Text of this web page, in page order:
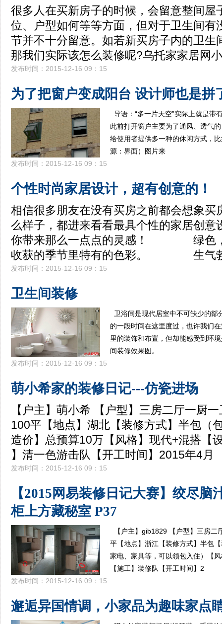
很多人在买新房子的时候，会留意整间屋
位、户型如何等等方面，但对于卫生间有
节并不十分留意。如若新买房子内的卫生
那我们实际该怎么装修呢?乌托家家居网
发布时间：2015-12-16 09：15
为了把窗户变成阳台 设计师也是拼
导语：“多一片天空”实际上就是带
此前打开窗户主要为了通风、透气
给使用者提供多一种的休闲方式，
源：界面）图片来
发布时间：2015-12-16 09：15
个性时尚家居设计，超有创意的！
相信很多朋友在没有买房之前都会想象买
么样子，都进来看看最具个性的家居创意
你带来那么一点点的灵感！ 绿色，
收获的季节里特有的色彩。 生气
发布时间：2015-12-16 09：15
卫生间装修
卫浴间是现代居室中不可缺少的部
的一段时间在这里度过，也许我们
里的装饰和布置，但却能感受到环
间装修效果图。
发布时间：2015-12-16 09：15
萌小希家的装修日记---仿瓷进场
【户主】萌小希 【户型】三房二厅一厨
100平【地点】湖北【装修方式】半包（
造价】总预算10万【风格】现代+混搭【
】清一色游击队【开工时间】2015年4月
发布时间：2015-12-16 09：15
【2015网易装修日记大赛】绞尽脑
柜上方藏秘室 P37
【户主】gib1829 【户型】三房
平【地点】浙江【装修方式】半包
家电、家具等，可以领包入住）【
【施工】装修队【开工时间】2
发布时间：2015-12-16 09：15
邂逅异国情调，小家品为趣味家点